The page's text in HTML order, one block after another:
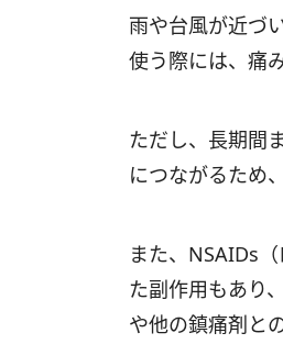
雨や台風が近づ
使う際には、痛
ただし、長期間
につながるため
また、NSAIDs
た副作用もあり
や他の鎮痛剤と